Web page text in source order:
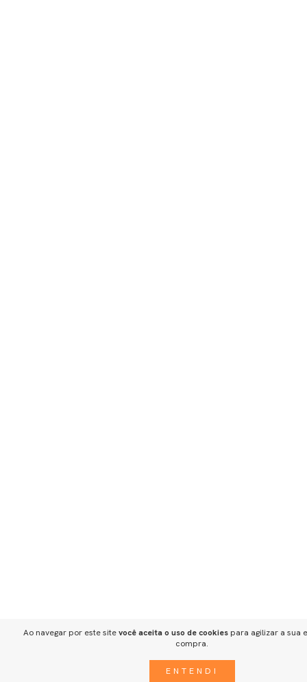
Ao navegar por este sitevocê aceita o uso de cookiespara agilizar a sua
compra.
ENTENDI